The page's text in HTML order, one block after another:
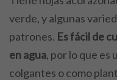
verde, y algunas
patrones. Es fácil de
en agua, por lo que es
colgantes o como